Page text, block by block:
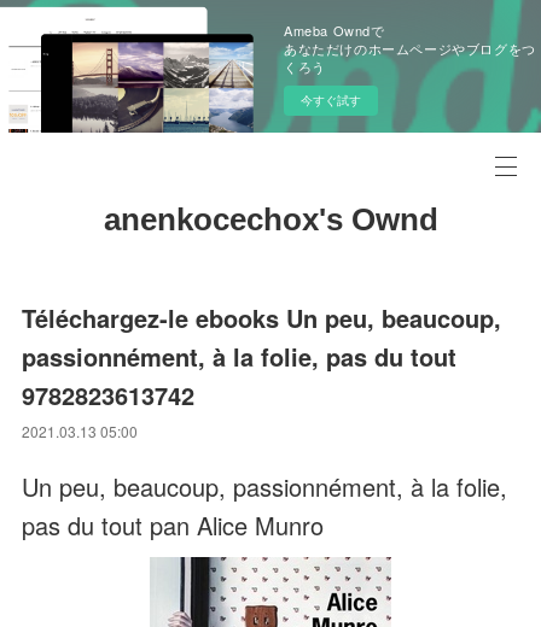
Ameba Owndで
あなただけのホームページやブログをつ
くろう
今すぐ試す
anenkocechox's Ownd
Téléchargez-le ebooks Un peu, beaucoup,
passionnément, à la folie, pas du tout
9782823613742
2021.03.13 05:00
Un peu, beaucoup, passionnément, à la folie,
pas du tout pan Alice Munro